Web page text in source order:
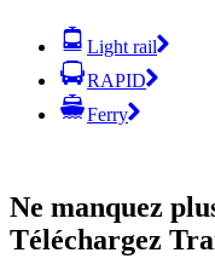
Light rail
RAPID
Ferry
Ne manquez
Téléchargez